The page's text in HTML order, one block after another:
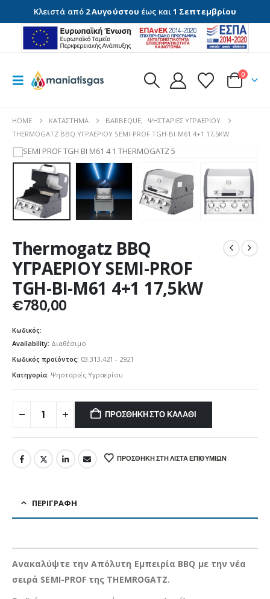
Κλειστά από 2 Αυγούστου έως και1 Σεπτεμβρίου
0
HOME ΚΑΤΆΣΤΗΜΑ BARBEQUE,
ΨΗΣΤΑΡΙΈΣ ΥΓΡΑΕΡΊΟΥ
THERMOGATZ BBQ ΥΓΡΑΕΡΙΟΥ SEMI-PROF TGH-BI-M61 4+1 17,5KW
Thermogatz BBQ
ΥΓΡΑΕΡΙΟΥ SEMI-PROF
TGH-BI-M61 4+1 17,5kW
€780,00
Κωδικός:
Availability: Διαθέσιμο
Κωδικός προϊόντος: 03.313.421 - 2921
Κατηγορία: Ψησταριές Υγραερίου
ΠΡΟΣΘΉΚΗ ΣΤΟ ΚΑΛΆΘΙ
ΠΡΟΣΘΉΚΗ ΣΤΗ ΛΊΣΤΑ ΕΠΙΘΥΜΙΏΝ
ΠΕΡΙΓΡΑΦΉ
Ανακαλύψτε την Απόλυτη Εμπειρία BBQ με την νέα
σειρά SEMI-PROF της THEMROGATZ.